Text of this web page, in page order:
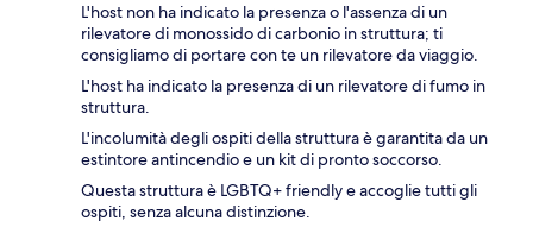
L'host non ha indicato la presenza o l'assenza di un
rilevatore di monossido di carbonio in struttura; ti
consigliamo di portare con te un rilevatore da viaggio.
L'host ha indicato la presenza di un rilevatore di fumo in
struttura.
L'incolumità degli ospiti della struttura è garantita da un
estintore antincendio e un kit di pronto soccorso.
Questa struttura è LGBTQ+ friendly e accoglie tutti gli
ospiti, senza alcuna distinzione.